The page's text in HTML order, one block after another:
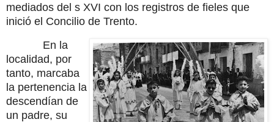
mediados del s XVI con los registros de fieles que
inició el Concilio de Trento.
En la
localidad, por
tanto, marcaba
la pertenencia la
descendían de
un padre, su